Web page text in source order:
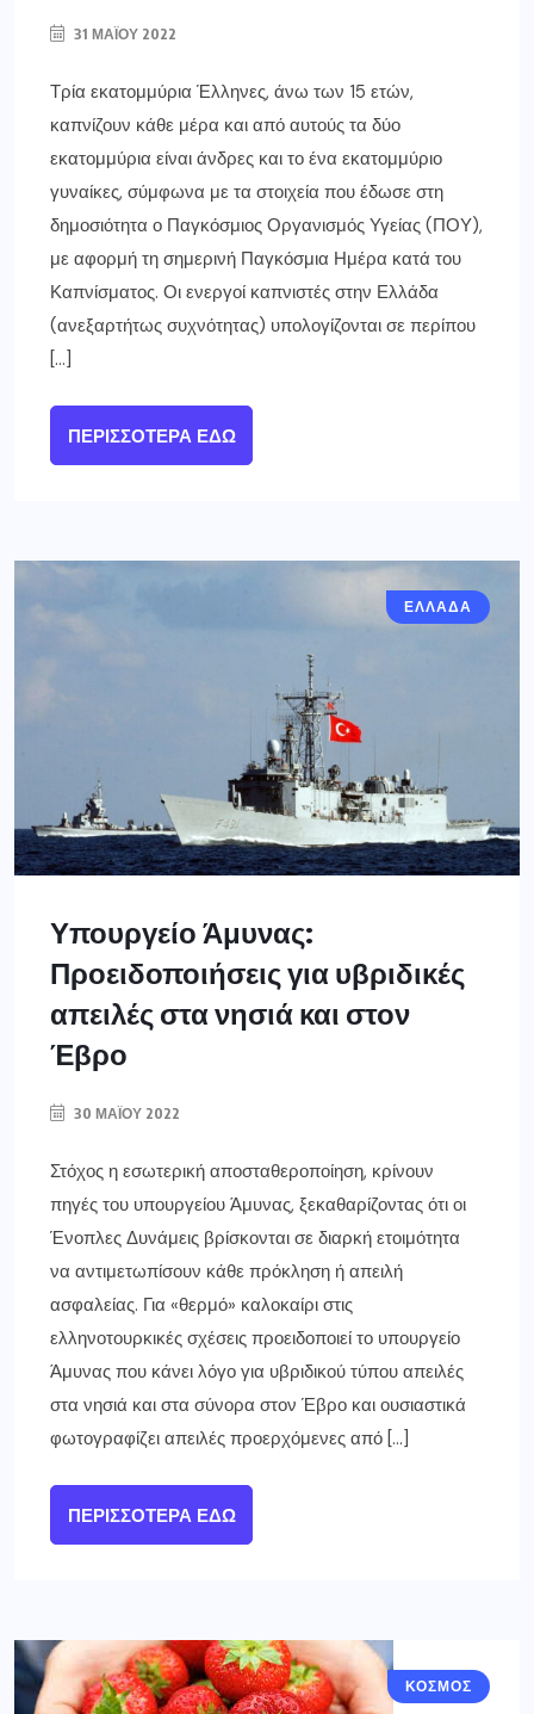
31 ΜΑΪ́ΟΥ 2022
Τρία εκατομμύρια Έλληνες, άνω των 15 ετών,
καπνίζουν κάθε μέρα και από αυτούς τα δύο
εκατομμύρια είναι άνδρες και το ένα εκατομμύριο
γυναίκες, σύμφωνα με τα στοιχεία που έδωσε στη
δημοσιότητα ο Παγκόσμιος Οργανισμός Υγείας (ΠΟΥ),
με αφορμή τη σημερινή Παγκόσμια Ημέρα κατά του
Καπνίσματος. Οι ενεργοί καπνιστές στην Ελλάδα
(ανεξαρτήτως συχνότητας) υπολογίζονται σε περίπου
[…]
ΠΕΡΙΣΣΌΤΕΡΑ ΕΔΏ
ΕΛΛΑΔΑ
Υπουργείο Άμυνας:
Προειδοποιήσεις για υβριδικές
απειλές στα νησιά και στον
Έβρο
30 ΜΑΪ́ΟΥ 2022
Στόχος η εσωτερική αποσταθεροποίηση, κρίνουν
πηγές του υπουργείου Άμυνας, ξεκαθαρίζοντας ότι οι
Ένοπλες Δυνάμεις βρίσκονται σε διαρκή ετοιμότητα
να αντιμετωπίσουν κάθε πρόκληση ή απειλή
ασφαλείας. Για «θερμό» καλοκαίρι στις
ελληνοτουρκικές σχέσεις προειδοποιεί το υπουργείο
Άμυνας που κάνει λόγο για υβριδικού τύπου απειλές
στα νησιά και στα σύνορα στον Έβρο και ουσιαστικά
φωτογραφίζει απειλές προερχόμενες από […]
ΠΕΡΙΣΣΌΤΕΡΑ ΕΔΏ
ΚΟΣΜΟΣ